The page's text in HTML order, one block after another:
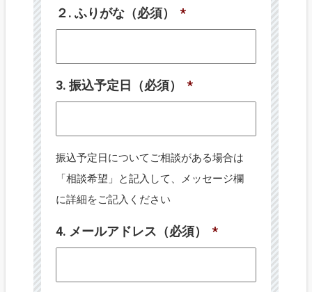
２. ふりがな（必須） *
3. 振込予定日（必須） *
振込予定日についてご相談がある場合は
「相談希望」と記入して、メッセージ欄
に詳細をご記入ください
4. メールアドレス（必須） *